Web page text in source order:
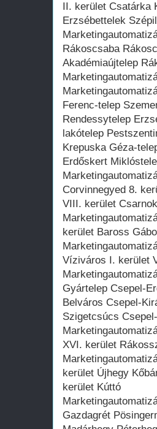
II. kerület Csatárka
Erzsébettelek
Rákoscsaba
Akadémiaújtelep
Ferenc-telep
Rendessytelep
lakótelep
Krepuska Géza-
Erdőskert
Corvinnegyed 8.
VIII. kerület
kerület Baross
Víziváros I. kerület
Gyártelep Csepel-
Belváros Csepel-
Szigetcsúcs
XVI. kerület
kerület Újhegy
kerület Kúttó
Gazdagrét